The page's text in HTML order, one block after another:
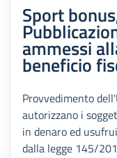
Sport
ammessi
beneficio
Provvedimento
autorizzano i
in denaro ed
dalla legge 145/